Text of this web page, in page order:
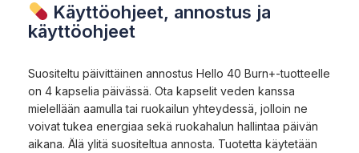
Käyttöohjeet, annostus ja
käyttöohjeet
Suositeltu päivittäinen annostus Hello 40 Burn+-tuotteelle
on 4 kapselia päivässä. Ota kapselit veden kanssa
mielellään aamulla tai ruokailun yhteydessä, jolloin ne
voivat tukea energiaa sekä ruokahalun hallintaa päivän
aikana. Älä ylitä suositeltua annosta. Tuotetta käytetään